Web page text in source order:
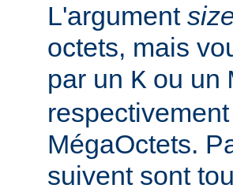
L'argument
octets, mais
par un K ou un
MégaOctets.
suivent sont